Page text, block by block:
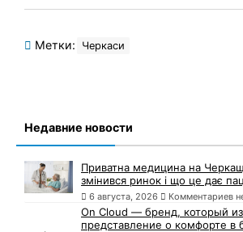
Метки: Черкаси
Недавние новости
Приватна медицина на
змінився ринок і що це дає
6 августа, 2026 Комментариев
On Cloud — бренд, который
представление о комфорте в